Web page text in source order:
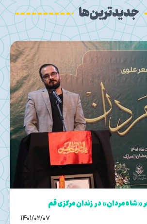
جدیدترین‌ها
مردان» در زندان مرکزی قم
1401/02/07